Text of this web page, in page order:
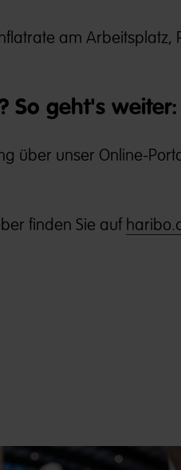
am Arbeitsplatz,
So geht's weiter:
über unser Online-
finden Sie auf